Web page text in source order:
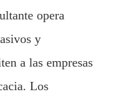
opera
y
a las empresas
Los